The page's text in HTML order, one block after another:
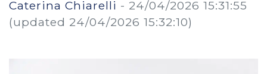
Caterina Chiarelli - 24/04/2026 15:31:55
(updated 24/04/2026 15:32:10)